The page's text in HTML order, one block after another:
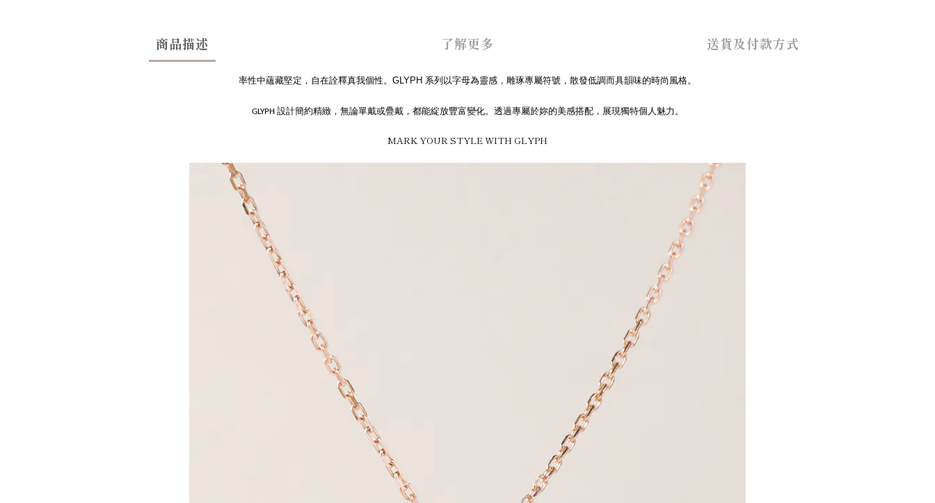
商品描述 了解更多 送貨及付款方式
率性中蘊藏堅定，自在詮釋真我個性。GLYPH 系列以字母為靈感，雕琢專屬符號，散發低調而具韻味的時尚風格。
GLYPH 設計簡約精緻，無論單戴或疊戴，都能綻放豐富變化。透過專屬於妳的美感搭配，展現獨特個人魅力。
MARK YOUR STYLE WITH GLYPH